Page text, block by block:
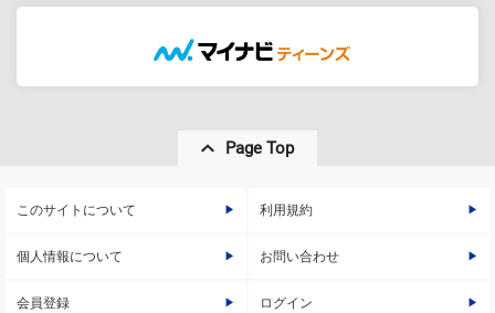
Page Top
このサイトについて 利用規約
個人情報について お問い合わせ
会員登録 ログイン